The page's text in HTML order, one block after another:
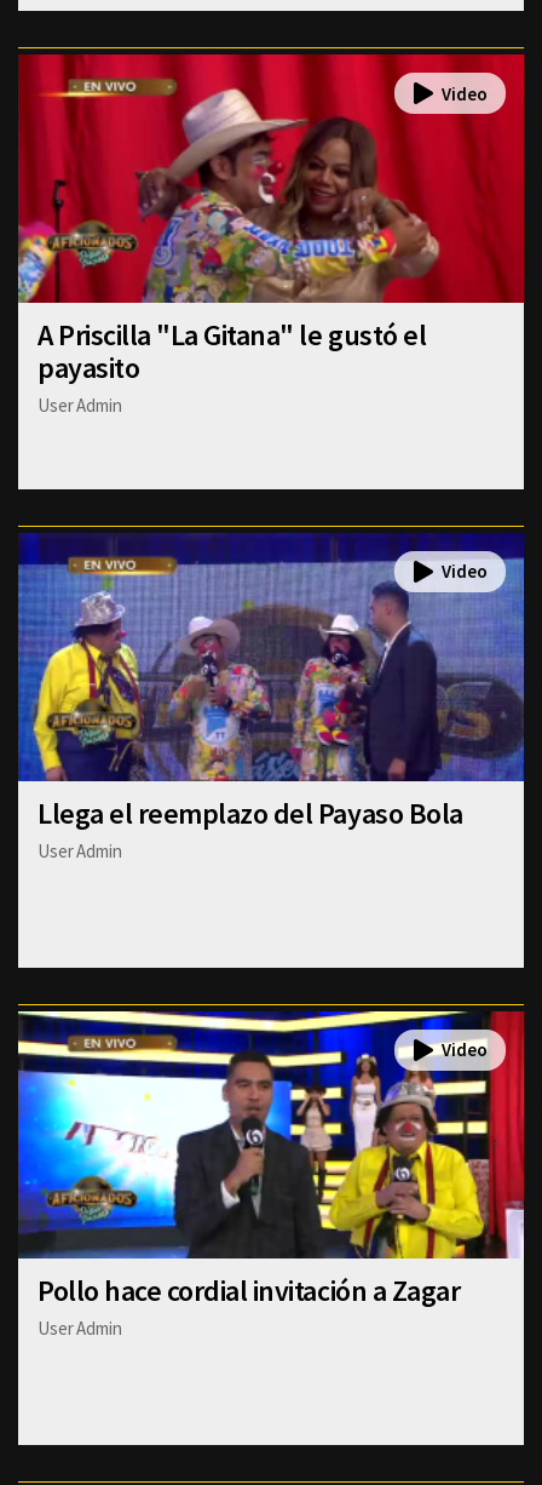
A Priscilla "La Gitana" le gustó el
payasito
User Admin
Llega el reemplazo del Payaso Bola
User Admin
Pollo hace cordial invitación a Zagar
User Admin